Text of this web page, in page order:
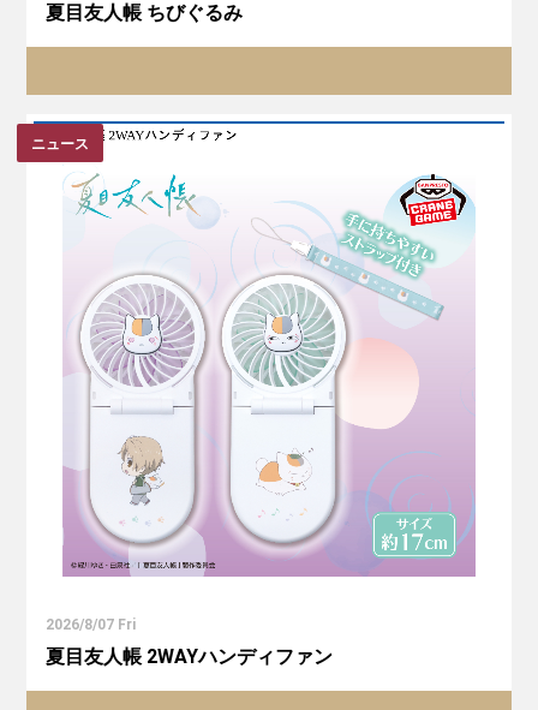
夏目友人帳 ちびぐるみ
ニュース
2026/8/07 Fri
夏目友人帳 2WAYハンディファン